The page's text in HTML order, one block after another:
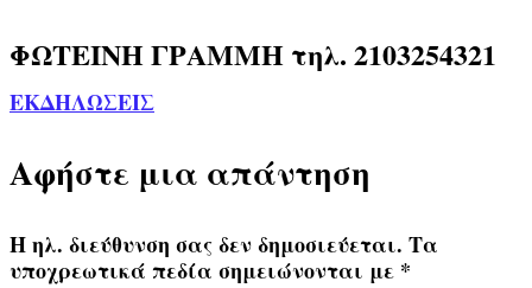
ΦΩΤΕΙΝΗ ΓΡΑΜΜΗ τηλ. 2103254321
ΕΚΔΗΛΩΣΕΙΣ
Αφήστε μια απάντηση
Η ηλ. διεύθυνση σας δεν δημοσιεύεται. Τα
υποχρεωτικά πεδία σημειώνονται με *